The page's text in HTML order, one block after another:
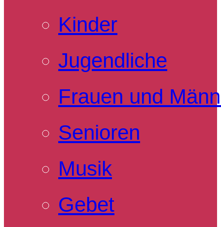
Kinder
Jugendliche
Frauen und
Senioren
Musik
Gebet